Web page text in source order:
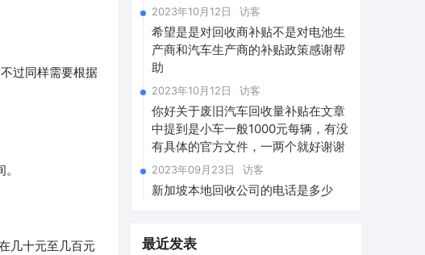
过同样需要根据
几十元至几百元
2023年10月12日 访客
希望是是对回收商补贴不是对电池生
产商和汽车生产商的补贴政策感谢帮
助
2023年10月12日 访客
你好关于废旧汽车回收量补贴在文章
中提到是小车一般1000元每辆，有没
有具体的官方文件，一两个就好谢谢
2023年09月23日 访客
新加坡本地回收公司的电话是多少
最近发表